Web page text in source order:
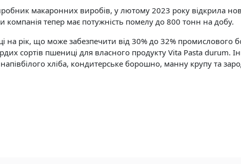
макаронних виробів, у лютому 2023 року відкрила
тепер має потужність помелу до 800 тонн на добу.
рік, що може забезпечити від 30% до 32% промислового
сортів пшениці для власного продукту Vita Pasta durum.
хліба, кондитерське борошно, манну крупу та